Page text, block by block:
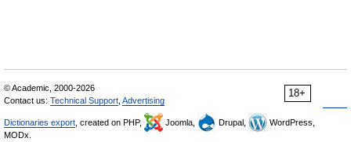
18+
© Academic, 2000-2026
Contact us: Technical Support Advertising
Dictionaries export , created on PHP, Joomla, Drupal,
WordPress,
MODx.